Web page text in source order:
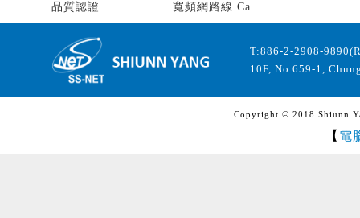
品質認證
寬頻網路線 Ca...
T:886-2-2908-
10F, No.659-1,
Copyright © 2018 Shiunn
【 電